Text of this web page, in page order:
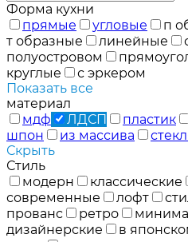
Форма кухни
прямые
угловые п
т образные
линейные
полуостровом
круглые
с эркером
Показать все
материал
мдф
ЛДСП пластик
шпон
из массива
Скрыть
Стиль
модерн
классические
современные
лофт
прованс
ретро
дизайнерские
в